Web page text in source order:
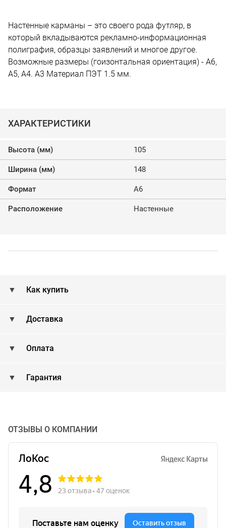
Настенные карманы – это своего рода футляр, в
который вкладываются рекламно-информационная
полиграфия, образцы заявлений и многое другое.
Возможные размеры (гоизонтальная ориентация) - А6,
А5, А4. А3 Материал ПЭТ 1.5 мм.
ХАРАКТЕРИСТИКИ
Высота (мм) 105
Ширина (мм) 148
Формат А6
Расположение Настенные
Как купить
Доставка
Оплата
Гарантия
ОТЗЫВЫ О КОМПАНИИ